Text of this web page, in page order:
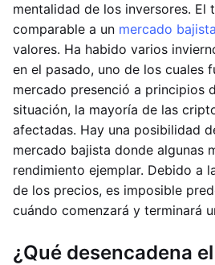
mentalidad de los inversores. El
comparable a un mercado bajista
valores. Ha habido varios
en el pasado, uno de los cuales
mercado presenció a principios
situación, la mayoría de las
afectadas. Hay una posibilidad
mercado bajista donde algunas
rendimiento ejemplar. Debido a
de los precios, es imposible
cuándo comenzará y terminará
¿Qué desencadena el